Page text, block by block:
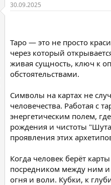
30.09.2025
Таро — это не просто
через который
живая сущность, ключ к
обстоятельствами.
Символы на картах не
человечества. Работая с
энергетическим полем,
рождения и чистоты
проявления этих
Когда человек берёт
посредником между ним и
огня и воли. Кубки, к